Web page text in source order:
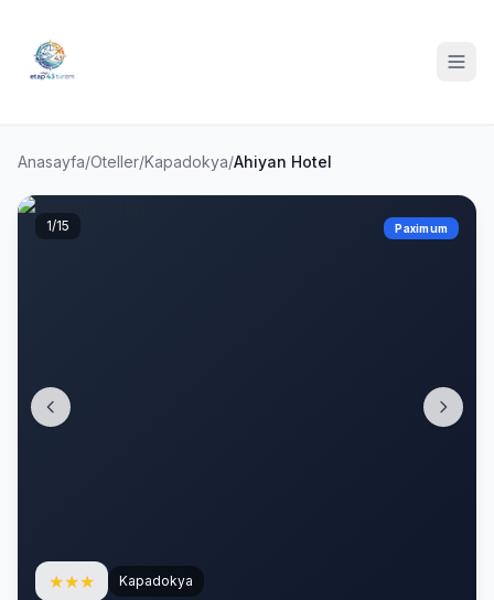
Anasayfa/Oteller/Kapadokya/Ahiyan Hotel
★★★ Kapadokya
Paximum
1/15